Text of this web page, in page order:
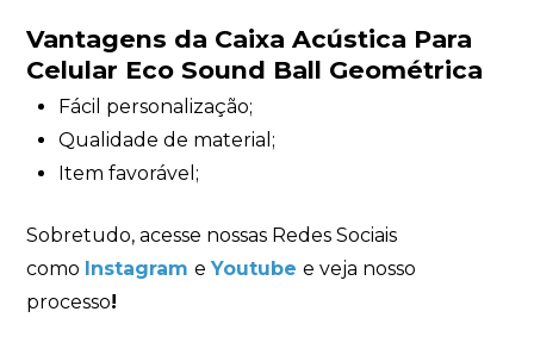
Vantagens da Caixa Acústica Para
Celular Eco Sound Ball Geométrica
Fácil personalização;
Qualidade de material;
Item favorável;
Sobretudo, acesse nossas Redes Sociais
como Instagram eYoutube e veja nosso
processo!